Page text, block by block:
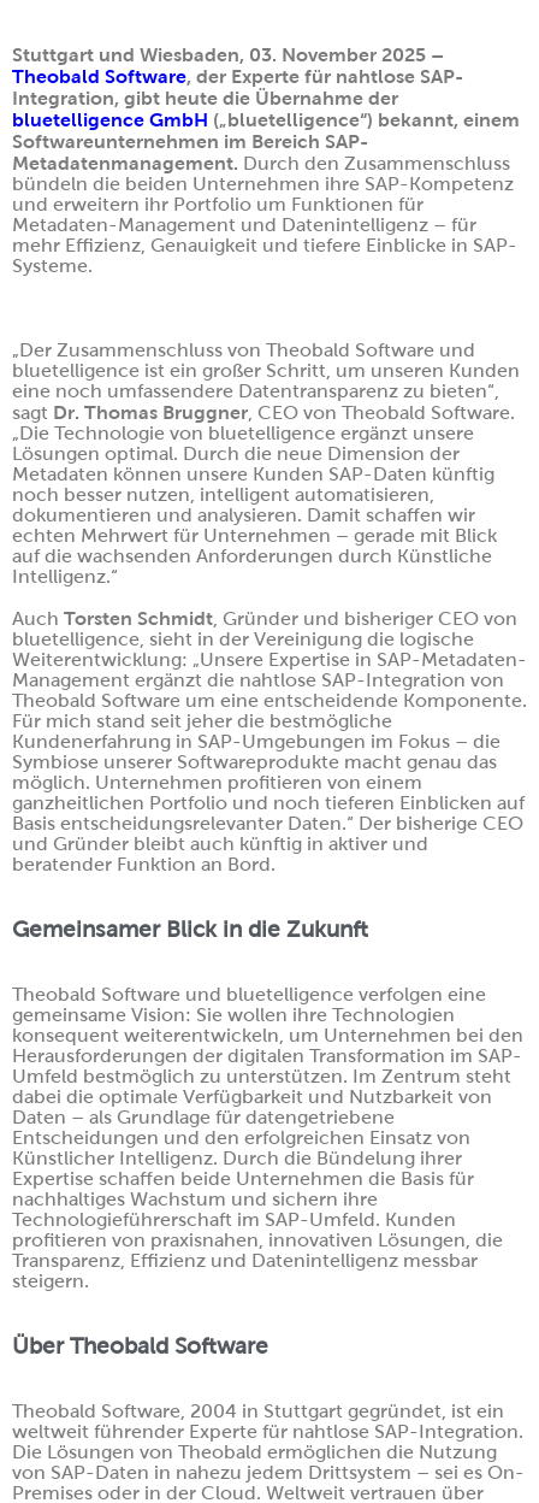
Stuttgart und Wiesbaden, 03. November 2025 –
Theobald Software, der Experte für nahtlose SAP-
Integration, gibt heute die Übernahme der
bluetelligence GmbH („bluetelligence“) bekannt, einem
Softwareunternehmen im Bereich SAP-
Metadatenmanagement. Durch den Zusammenschluss
bündeln die beiden Unternehmen ihre SAP-Kompetenz
und erweitern ihr Portfolio um Funktionen für
Metadaten-Management und Datenintelligenz – für
mehr Effizienz, Genauigkeit und tiefere Einblicke in SAP-
Systeme.
„Der Zusammenschluss von Theobald Software und
bluetelligence ist ein großer Schritt, um unseren Kunden
eine noch umfassendere Datentransparenz zu bieten“,
sagt Dr. Thomas Bruggner , CEO von Theobald Software.
„Die Technologie von bluetelligence ergänzt unsere
Lösungen optimal. Durch die neue Dimension der
Metadaten können unsere Kunden SAP-Daten künftig
noch besser nutzen, intelligent automatisieren,
dokumentieren und analysieren. Damit schaffen wir
echten Mehrwert für Unternehmen – gerade mit Blick
auf die wachsenden Anforderungen durch Künstliche
Intelligenz.“
Auch Torsten Schmidt , Gründer und bisheriger CEO von
bluetelligence, sieht in der Vereinigung die logische
Weiterentwicklung: „Unsere Expertise in SAP-Metadaten-
Management ergänzt die nahtlose SAP-Integration von
Theobald Software um eine entscheidende Komponente.
Für mich stand seit jeher die bestmögliche
Kundenerfahrung in SAP-Umgebungen im Fokus – die
Symbiose unserer Softwareprodukte macht genau das
möglich. Unternehmen profitieren von einem
ganzheitlichen Portfolio und noch tieferen Einblicken auf
Basis entscheidungsrelevanter Daten.“ Der bisherige CEO
und Gründer bleibt auch künftig in aktiver und
beratender Funktion an Bord.
Gemeinsamer Blick in die Zukunft
Theobald Software und bluetelligence verfolgen eine
gemeinsame Vision: Sie wollen ihre Technologien
konsequent weiterentwickeln, um Unternehmen bei den
Herausforderungen der digitalen Transformation im SAP-
Umfeld bestmöglich zu unterstützen. Im Zentrum steht
dabei die optimale Verfügbarkeit und Nutzbarkeit von
Daten – als Grundlage für datengetriebene
Entscheidungen und den erfolgreichen Einsatz von
Künstlicher Intelligenz. Durch die Bündelung ihrer
Expertise schaffen beide Unternehmen die Basis für
nachhaltiges Wachstum und sichern ihre
Technologieführerschaft im SAP-Umfeld. Kunden
profitieren von praxisnahen, innovativen Lösungen, die
Transparenz, Effizienz und Datenintelligenz messbar
steigern.
Über Theobald Software
Theobald Software, 2004 in Stuttgart gegründet, ist ein
weltweit führender Experte für nahtlose SAP-Integration.
Die Lösungen von Theobald ermöglichen die Nutzung
von SAP-Daten in nahezu jedem Drittsystem – sei es On-
Premises oder in der Cloud. Weltweit vertrauen über